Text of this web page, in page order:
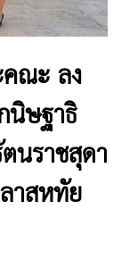
คณะ ลง
นิษฐาธิ
นราชสุดา
าสหทัย